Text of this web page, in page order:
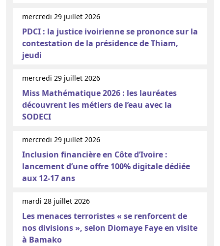
mercredi 29 juillet 2026
PDCI : la justice ivoirienne se prononce sur la
contestation de la présidence de Thiam,
jeudi
mercredi 29 juillet 2026
Miss Mathématique 2026 : les lauréates
découvrent les métiers de l’eau avec la
SODECI
mercredi 29 juillet 2026
Inclusion financière en Côte d’Ivoire :
lancement d’une offre 100% digitale dédiée
aux 12-17 ans
mardi 28 juillet 2026
Les menaces terroristes « se renforcent de
nos divisions », selon Diomaye Faye en visite
à Bamako